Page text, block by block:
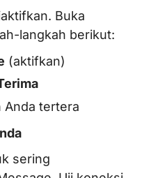
Buka
langkah berikut:
(aktifkan)
Anda tertera
sering